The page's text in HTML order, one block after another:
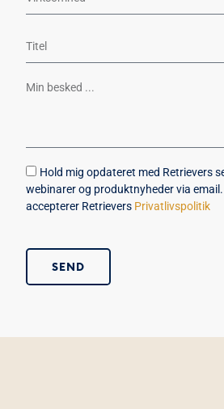
Hold mig opdateret med Retrievers
webinarer og produktnyheder via
accepterer Retrievers Privatlivspolitik
SEND